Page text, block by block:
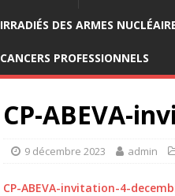
IRRADIÉS DES ARMES
CANCERS PROFESSIONNELS
CP-ABEVA-
9 décembre 2023 admin
CP-ABEVA-invitation-4-